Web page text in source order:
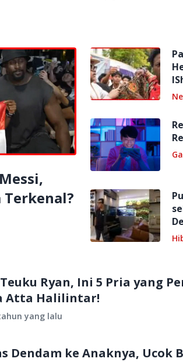
Terkenal?
Ryan, Ini 5 Pria yang
Atta Halilintar!
yang lalu
Dendam ke Anaknya, Ucok